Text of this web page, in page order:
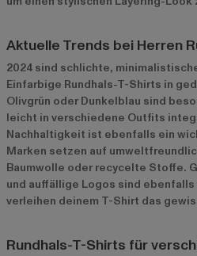
Aktuelle Trends bei Herren
2024 sind schlichte,
Einfarbige Rundhals-T-Shirts in
Olivgrün oder Dunkelblau sind
leicht in verschiedene Outfits
Nachhaltigkeit ist ebenfalls ein
Marken setzen auf
Baumwolle oder recycelte Stoffe.
und auffällige Logos sind ebenfalls
verleihen deinem T-Shirt das
Rundhals-T-Shirts für